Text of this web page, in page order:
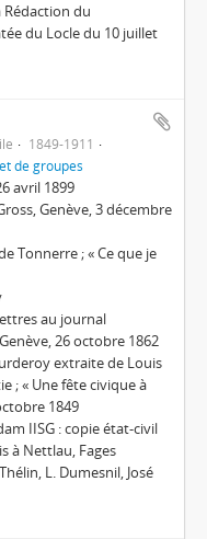
Rédaction du
du Locle du 10 juillet
1849-1911
de groupes
avril 1899
Genève, 3 décembre
Tonnerre ; « Ce que je
au journal
26 octobre 1862
extraite de Louis
; « Une fête civique à
1849
IISG : copie état-civil
à Nettlau, Fages
L. Dumesnil, José